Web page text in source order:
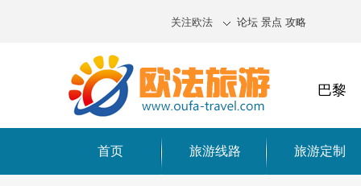
关注欧法 论坛 景点 攻略
巴黎
首页 旅游线路 旅游定制